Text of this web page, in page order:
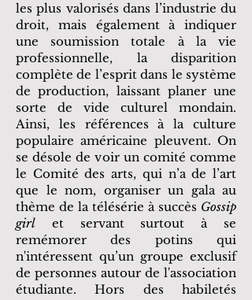
les plus valorisés dans l’industrie du
droit, mais également à indiquer
une soumission totale à la vie
professionnelle, la disparition
complète de l’esprit dans le système
de production, laissant planer une
sorte de vide culturel mondain.
Ainsi, les références à la culture
populaire américaine pleuvent. On
se désole de voir un comité comme
le Comité des arts, qui n’a de l’art
que le nom, organiser un gala au
thème de la télésérie à succès Gossip
girl et servant surtout à se
remémorer des potins qui
n'intéressent qu’un groupe exclusif
de personnes autour de l'association
étudiante. Hors des habiletés